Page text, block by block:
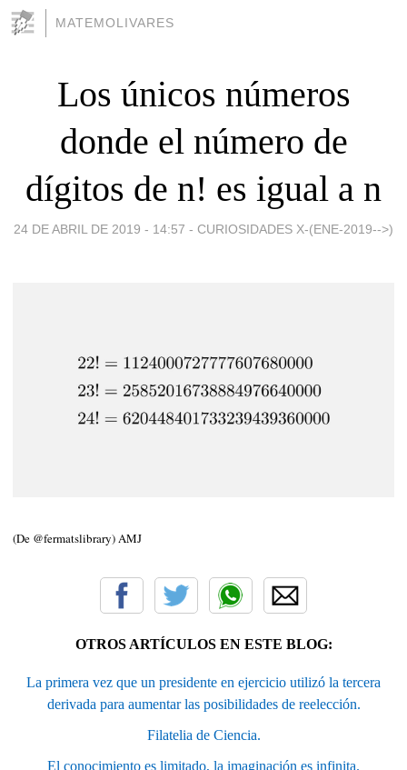
MATEMOLIVARES
Los únicos números
donde el número de
dígitos de n! es igual a n
24 DE ABRIL DE 2019 - 14:57 - CURIOSIDADES X-(ENE-2019-->)
(De @fermatslibrary) AMJ
OTROS ARTÍCULOS EN ESTE BLOG:
La primera vez que un presidente en ejercicio utilizó la tercera
derivada para aumentar las posibilidades de reelección.
Filatelia de Ciencia.
El conocimiento es limitado, la imaginación es infinita.